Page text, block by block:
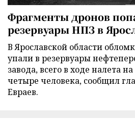
Фрагменты дронов
резервуары НПЗ в
В Ярославской области
упали в резервуары
завода, всего в ходе налета
четыре человека, сообщил
Евраев.